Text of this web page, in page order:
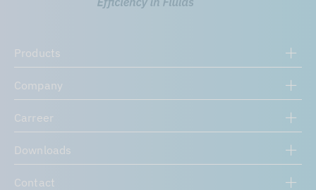
Products
Company
Carreer
Downloads
Contact